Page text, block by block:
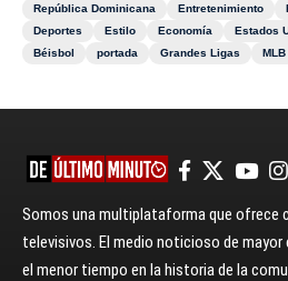
República Dominicana
Entretenimiento
Deportes
Estilo Economía Estados
Béisbol
portada Grandes Ligas MLB
Somos una multiplataforma que
televisivos. El medio noticioso de mayor
el menor tiempo en la historia de la